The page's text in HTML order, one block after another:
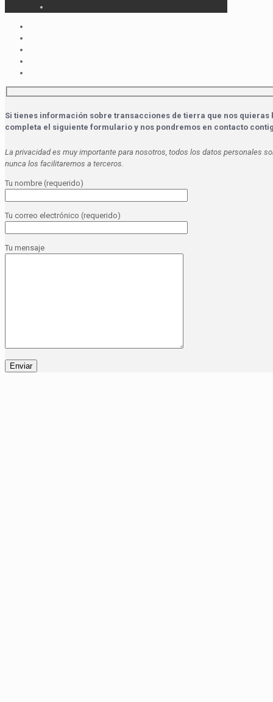
Si tienes información sobre transacciones de tierra que nos quieras
completa el siguiente formulario y nos pondremos en contacto
La privacidad es muy importante para nosotros, todos los datos personales
nunca los facilitaremos a terceros.
Tu nombre (requerido)
Tu correo electrónico (requerido)
Tu mensaje